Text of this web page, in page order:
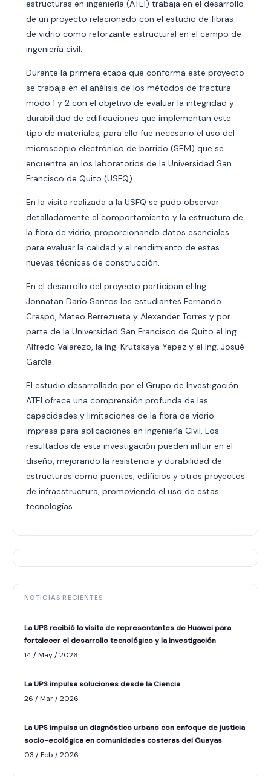
estructuras en ingeniería (ATEI) trabaja en el desarrollo
de un proyecto relacionado con el estudio de fibras
de vidrio como reforzante estructural en el campo de
ingeniería civil.
Durante la primera etapa que conforma este proyecto
se trabaja en el análisis de los métodos de fractura
modo 1 y 2 con el objetivo de evaluar la integridad y
durabilidad de edificaciones que implementan este
tipo de materiales, para ello fue necesario el uso del
microscopio electrónico de barrido (SEM) que se
encuentra en los laboratorios de la Universidad San
Francisco de Quito (USFQ).
En la visita realizada a la USFQ se pudo observar
detalladamente el comportamiento y la estructura de
la fibra de vidrio, proporcionando datos esenciales
para evaluar la calidad y el rendimiento de estas
nuevas técnicas de construcción.
En el desarrollo del proyecto participan el Ing.
Jonnatan Darío Santos los estudiantes Fernando
Crespo, Mateo Berrezueta y Alexander Torres y por
parte de la Universidad San Francisco de Quito el Ing.
Alfredo Valarezo, la Ing. Krutskaya Yepez y el Ing. Josué
García.
El estudio desarrollado por el Grupo de Investigación
ATEI ofrece una comprensión profunda de las
capacidades y limitaciones de la fibra de vidrio
impresa para aplicaciones en Ingeniería Civil. Los
resultados de esta investigación pueden influir en el
diseño, mejorando la resistencia y durabilidad de
estructuras como puentes, edificios y otros proyectos
de infraestructura, promoviendo el uso de estas
tecnologías.
NOTICIAS RECIENTES
La UPS recibió la visita de representantes de Huawei para
fortalecer el desarrollo tecnológico y la investigación
14 / May / 2026
La UPS impulsa soluciones desde la Ciencia
26 / Mar / 2026
La UPS impulsa un diagnóstico urbano con enfoque de justicia
socio-ecológica en comunidades costeras del Guayas
03 / Feb / 2026
ASISTENTE UPS